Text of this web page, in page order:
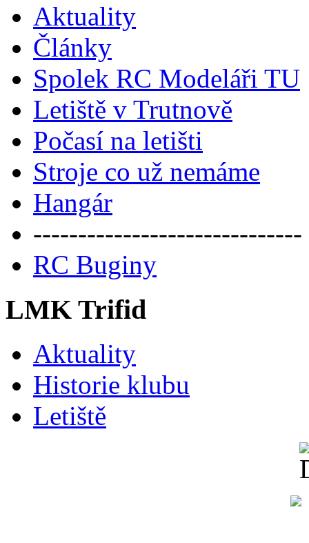
Aktuality
Články
Spolek RC Modeláři TU
Letiště v Trutnově
Počasí na letišti
Stroje co už nemáme
Hangár
------------------------------
RC Buginy
LMK Trifid
Aktuality
Historie klubu
Letiště